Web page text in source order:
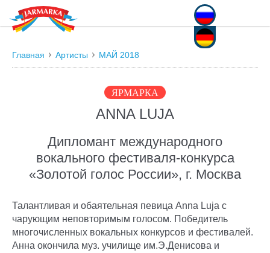
Главная Артисты МАЙ 2018
ЯРМАРКА
ANNA LUJA
Дипломант международного
вокального фестиваля-конкурса
«Золотой голос России», г. Москва
Талантливая и обаятельная певица Anna Luja с
чарующим неповторимым голосом. Победитель
многочисленных вокальных конкурсов и фестивалей.
Анна окончила муз. училище им.Э.Денисова и